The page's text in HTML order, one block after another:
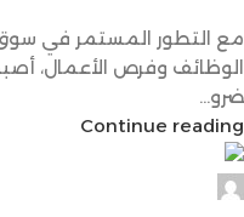
مع التطور المستمر في
الوظائف وفرص الأعمال،
ضرو...
Continue reading